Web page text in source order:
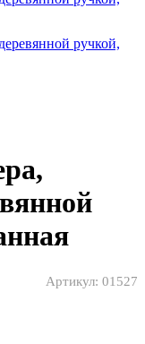
Артикул: 01527